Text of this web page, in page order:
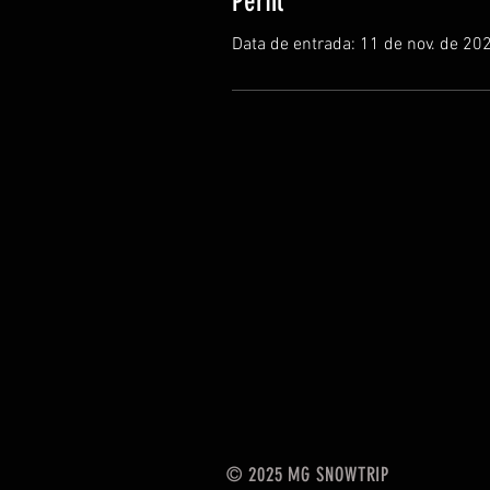
Data de entrada: 11 de nov. de
© 2025 MG SNOWTRIP